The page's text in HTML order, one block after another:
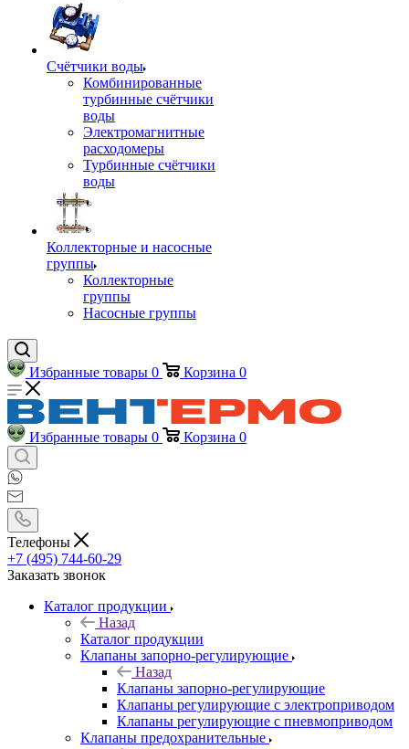
Счётчики воды
Комбинированные
турбинные счётчики
воды
Электромагнитные
расходомеры
Турбинные счётчики
воды
Коллекторные и насосные
группы
Коллекторные
группы
Насосные группы
Избранные товары 0 Корзина 0
Избранные товары 0 Корзина 0
Телефоны
+7 (495) 744-60-29
Заказать звонок
Каталог продукции
Назад
Каталог продукции
Клапаны запорно-регулирующие
Назад
Клапаны запорно-регулирующие
Клапаны регулирующие с электроприводом
Клапаны регулирующие с пневмоприводом
Клапаны предохранительные